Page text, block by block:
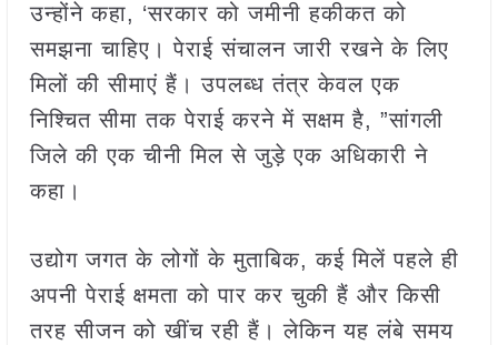
उन्होंने कहा, ‘सरकार को जमीनी हकीकत को
समझना चाहिए। पेराई संचालन जारी रखने के लिए
मिलों की सीमाएं हैं। उपलब्ध तंत्र केवल एक
निश्चित सीमा तक पेराई करने में सक्षम है, ”सांगली
जिले की एक चीनी मिल से जुड़े एक अधिकारी ने
कहा।
उद्योग जगत के लोगों के मुताबिक, कई मिलें पहले ही
अपनी पेराई क्षमता को पार कर चुकी हैं और किसी
तरह सीजन को खींच रही हैं। लेकिन यह लंबे समय